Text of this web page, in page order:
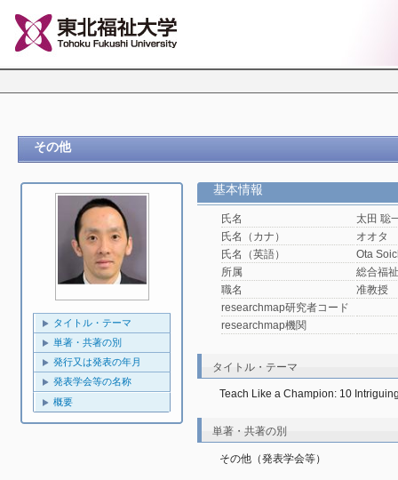
その他
タイトル・テーマ
単著・共著の別
発行又は発表の年月
発表学会等の名称
概要
基本情報
氏名
太田 聡
氏名（カナ）
オオタ
氏名（英語）
Ota
所属
総合福
職名
准教授
researchmap研究者コード
researchmap機関
タイトル・テーマ
Teach Like a Champion: 10
単著・共著の別
その他（発表学会等）